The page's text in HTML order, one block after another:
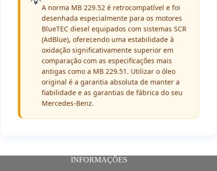
A norma MB 229.52 é retrocompatível e foi
desenhada especialmente para os motores
BlueTEC diesel equipados com sistemas SCR
(AdBlue), oferecendo uma estabilidade à
oxidação significativamente superior em
comparação com as especificações mais
antigas como a MB 229.51. Utilizar o óleo
original é a garantia absoluta de manter a
fiabilidade e as garantias de fábrica do seu
Mercedes-Benz.
INFORMAÇÕES